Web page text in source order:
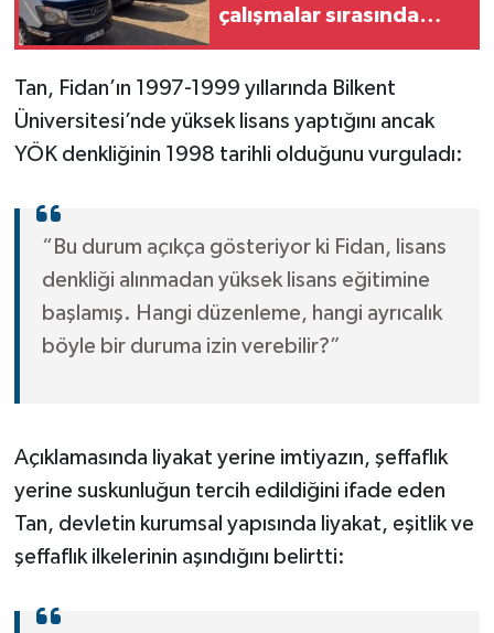
çalışmalar sırasında
Tan, Fidan’ın 1997-1999 yıllarında Bilkent
Üniversitesi’nde yüksek lisans yaptığını ancak
YÖK denkliğinin 1998 tarihli olduğunu vurguladı:
“Bu durum açıkça gösteriyor ki Fidan, lisans
denkliği alınmadan yüksek lisans eğitimine
başlamış. Hangi düzenleme, hangi ayrıcalık
böyle bir duruma izin verebilir?”
Açıklamasında liyakat yerine imtiyazın, şeffaflık
yerine suskunluğun tercih edildiğini ifade eden
Tan, devletin kurumsal yapısında liyakat, eşitlik ve
şeffaflık ilkelerinin aşındığını belirtti: